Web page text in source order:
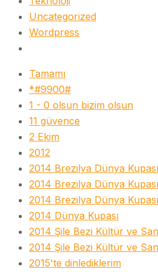
Uncategorized
Wordpress
Tamamı
*#9900#
1 - 0 olsun bizim olsun
11 güvence
2 Ekim
2012
2014 Brezilya Dünya Kupası
2014 Brezilya Dünya
2014 Brezilya Dünya
2014 Dünya Kupası
2014 Şile Bezi Kültür ve
2014 Şile Bezi Kültür ve
2015'te dinlediklerim